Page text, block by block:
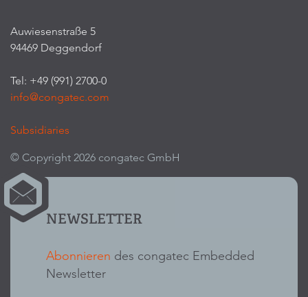
Auwiesenstraße 5
94469 Deggendorf
Tel: +49 (991) 2700-0
info@congatec.com
Subsidiaries
© Copyright 2026 congatec GmbH
NEWSLETTER
Abonnieren des congatec Embedded
Newsletter